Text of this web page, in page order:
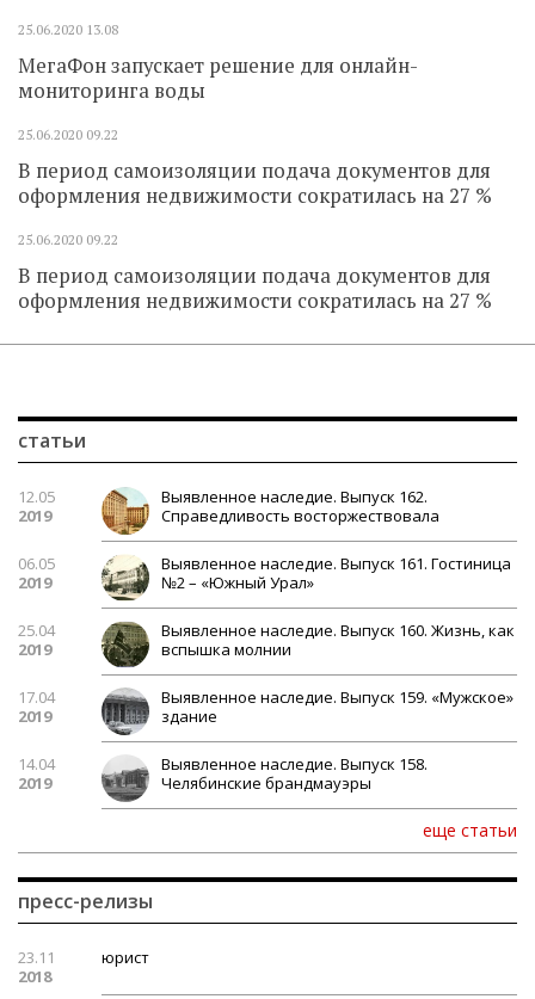
25.06.2020 13.08
МегаФон запускает решение для онлайн-
мониторинга воды
25.06.2020 09.22
В период самоизоляции подача документов для
оформления недвижимости сократилась на 27 %
25.06.2020 09.22
В период самоизоляции подача документов для
оформления недвижимости сократилась на 27 %
статьи
12.05
2019
Выявленное наследие. Выпуск 162.
Справедливость восторжествовала
06.05
2019
Выявленное наследие. Выпуск 161. Гостиница
№2 – «Южный Урал»
25.04
2019
Выявленное наследие. Выпуск 160. Жизнь, как
вспышка молнии
17.04
2019
Выявленное наследие. Выпуск 159. «Мужское»
здание
14.04
2019
Выявленное наследие. Выпуск 158.
Челябинские брандмауэры
еще статьи
пресс-релизы
23.11
2018
юрист